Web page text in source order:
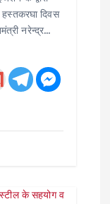
दिवस
नरेन्द्र…